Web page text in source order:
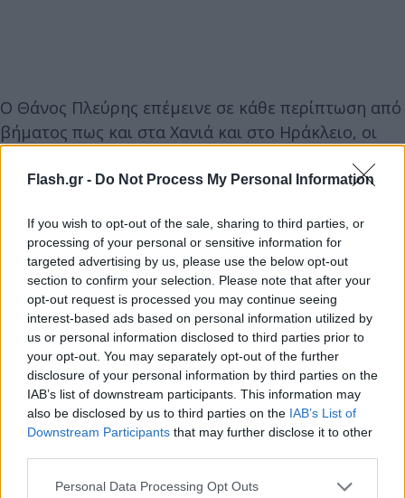
Flash.gr - Do Not Process My Personal Information
If you wish to opt-out of the sale, sharing to third parties, or
processing of your personal or sensitive information for
targeted advertising by us, please use the below opt-out
section to confirm your selection. Please note that after your
opt-out request is processed you may continue seeing
interest-based ads based on personal information utilized by
us or personal information disclosed to third parties prior to
your opt-out. You may separately opt-out of the further
disclosure of your personal information by third parties on the
IAB’s list of downstream participants. This information may
also be disclosed by us to third parties on the IAB’s List of
Downstream Participants that may further disclose it to other
Please note that this website/app uses one or more Google
Personal Data Processing Opt Outs
Ο Θάνος Πλεύρης επέμεινε σε κάθε περίπτωση από
βήματος πως και στα Χανιά και στο Ηράκλειο, οι
«προστατευτούν οι τοπικές κοινωνίες». «Θα
προστατεύσουμε τους Έλληνες πολίτες», είπε.
Όσον αφορά στα Χανιά, εξήγησε πως βρέθηκε ήδη
λύση με τη δομή στην Αγιά, εν αντιθέσει με το
Ηράκλειο, όπου, μετά την αδυναμία της τοπικής
αυτοδιοίκησης να παραχωρήσει δημόσιο χώρο,
συζητείται η κλειστή δομή να δημιουργηθεί στις
Μαλάδες.
«Το 50% των αφίξεων μέχρι στιγμής είναι από
Μπαγκλαντές και Αίγυπτο, δεν υπάρχει πόλεμος